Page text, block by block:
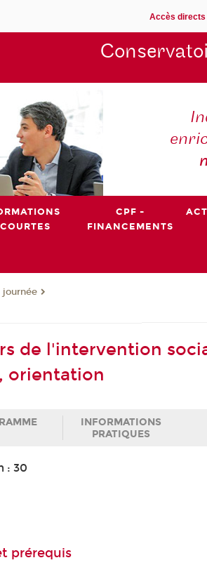
Accès directs
COURTES
CPF -
FINANCEMENTS
de l'intervention
orientation
INFORMATIONS
PRATIQUES
: 30
prérequis